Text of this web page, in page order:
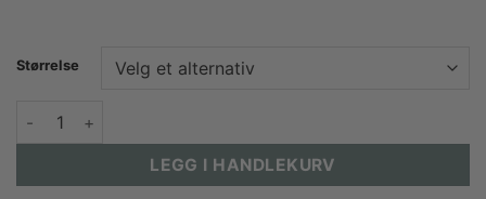
Størrelse
Jean Paul Orleans - cognac antall
LEGG I HANDLEKURV